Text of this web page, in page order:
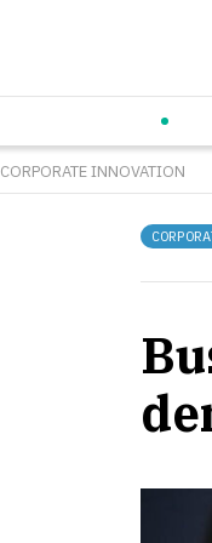
CORPORATE INNOVATION